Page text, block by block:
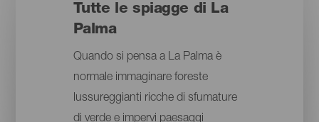
Tutte le spiagge di La
Palma
Quando si pensa a La Palma è
normale immaginare foreste
lussureggianti ricche di sfumature
di verde e impervi paesaggi